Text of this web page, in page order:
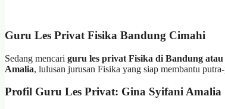
Guru Les Privat Fisika Bandung Cimahi
Sedang mencari guru les privat Fisika di Bandung
Amalia, lulusan jurusan Fisika yang siap membantu
Profil Guru Les Privat: Gina Syifani Amalia